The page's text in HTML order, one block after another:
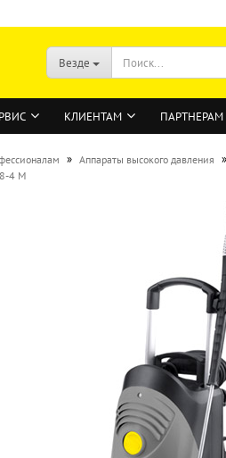
Везде
КЛИЕНТАМ ПАРТНЕРАМ
» Аппараты высокого давления »
4 M